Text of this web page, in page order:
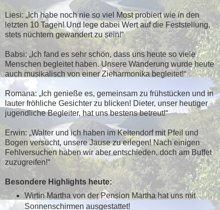
Liesi: „Ich habe noch nie so viel Most probiert wie in den
letzten 10 Tagen! Und lege dabei Wert auf die Feststellung,
stets nüchtern gewandert zu sein!“
Babsi: „Ich fand es sehr schön, dass uns heute so viele
Menschen begleitet haben. Unsere Wanderung wurde heute
auch musikalisch von einer Zieharmonika begleitet!“
Romana: „Ich genieße es, gemeinsam zu frühstücken und in
lauter fröhliche Gesichter zu blicken! Dieter, unser heutiger
jugendliche Begleiter, hat uns bestens betreut!“
Erwin: „Walter und ich haben im Keltendorf mit Pfeil und
Bogen versucht, unsere Jause zu erlegen! Nach einigen
Fehlversuchen haben wir aber entschieden, doch am Buffet
zuzugreifen!“
Besondere Highlights heute:
Wirtin Martha von der Pension Martha hat uns mit
Sonnenschirmen ausgestattet!